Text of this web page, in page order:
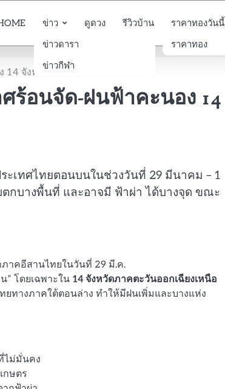
ข่าว
ข่าวดารา
ข่าวกีฬา
ดูดวง รีวิวบ้าน
ราคาทองวันนี้
ราคาทอง
14 จังหวัด
ร้อนจัด-ฝนฟ้าคะนอง 14
ะเทศไทยตอนบนในช่วงวันที่ 29 มีนาคม – 1
กบางพื้นที่ และอาจมี ฟ้าผ่า ได้บางจุด ขณะ
ภาคอีสานไทยในวันที่ 29 มี.ค.
” โดยเฉพาะใน 14 จังหวัดภาคตะวันออกเฉียงเหนือ
ทางภาคใต้ตอนล่าง ทำให้มีฝนเพิ่มและบางแห่ง
ไม่มั่นคง
กษตร